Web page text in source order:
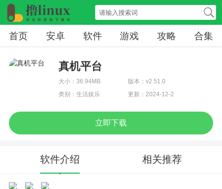
首页 安卓 软件 游戏 攻略 合集
真机平台
大小：36.94MB
版本：v2.51.0
类别：生活娱乐
更新：2024-12-2
立即下载
软件介绍 相关推荐